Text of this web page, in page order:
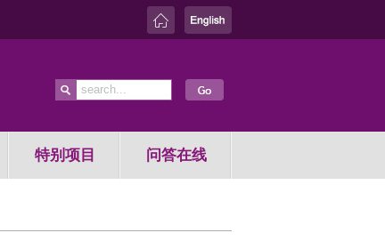
特别项目 问答在线